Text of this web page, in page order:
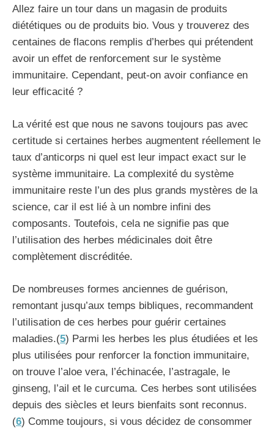
Allez faire un tour dans un magasin de produits
diététiques ou de produits bio. Vous y trouverez des
centaines de flacons remplis d’herbes qui prétendent
avoir un effet de renforcement sur le système
immunitaire. Cependant, peut-on avoir confiance en
leur efficacité ?
La vérité est que nous ne savons toujours pas avec
certitude si certaines herbes augmentent réellement le
taux d’anticorps ni quel est leur impact exact sur le
système immunitaire. La complexité du système
immunitaire reste l’un des plus grands mystères de la
science, car il est lié à un nombre infini des
composants. Toutefois, cela ne signifie pas que
l’utilisation des herbes médicinales doit être
complètement discréditée.
De nombreuses formes anciennes de guérison,
remontant jusqu’aux temps bibliques, recommandent
l’utilisation de ces herbes pour guérir certaines
maladies.(5) Parmi les herbes les plus étudiées et les
plus utilisées pour renforcer la fonction immunitaire,
on trouve l’aloe vera, l’échinacée, l’astragale, le
ginseng, l’ail et le curcuma. Ces herbes sont utilisées
depuis des siècles et leurs bienfaits sont reconnus.
(6) Comme toujours, si vous décidez de consommer